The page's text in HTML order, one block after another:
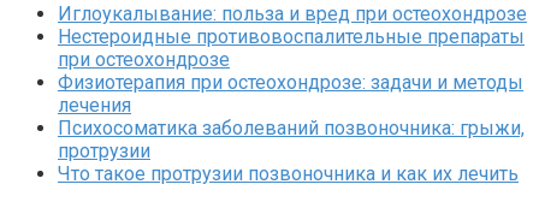
Иглоукалывание: польза и вред при остеохондрозе
Нестероидные противовоспалительные препараты
при остеохондрозе
Физиотерапия при остеохондрозе: задачи и методы
лечения
Психосоматика заболеваний позвоночника: грыжи,
протрузии
Что такое протрузии позвоночника и как их лечить